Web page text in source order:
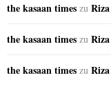
the kasaan times zu
the kasaan times zu
the kasaan times zu